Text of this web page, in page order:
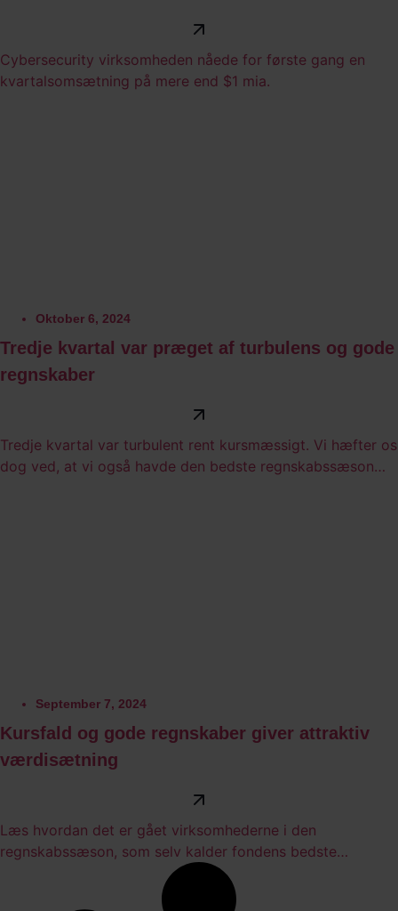
Cybersecurity virksomheden nåede for første gang en
kvartalsomsætning på mere end $1 mia.
Oktober 6, 2024
Tredje kvartal var præget af turbulens og gode
regnskaber
Tredje kvartal var turbulent rent kursmæssigt. Vi hæfter os
dog ved, at vi også havde den bedste regnskabssæson
September 7, 2024
Kursfald og gode regnskaber giver attraktiv
værdisætning
Læs hvordan det er gået virksomhederne i den
regnskabssæson, som selv kalder fondens bedste